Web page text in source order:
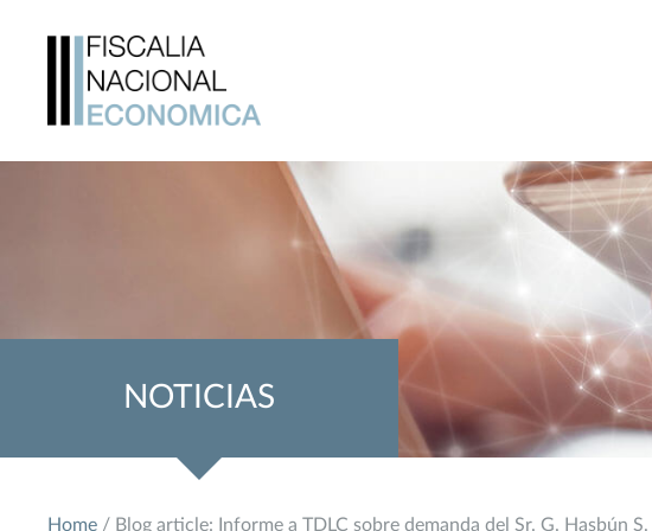
NOTICIAS
Home / Blog article: Informe a TDLC sobre demanda del Sr. G. Hasbún S.